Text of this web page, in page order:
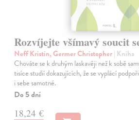
Rozvíjejte všímavý soucit
Neff Kristin, Germer Christopher| Kniha
Chováte se k druhým laskavěji než k sobě
tisíce studií dokazujících, že se vyplácí
i sebe samotné.
Do 5 dní
18,24 €